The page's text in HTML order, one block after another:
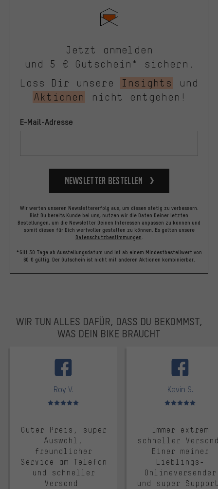
Jetzt anmelden
und 5 € Gutschein* sichern.
Lass Dir unsere
Insights
und
Aktionen
nicht entgehen!
E-Mail-Adresse
Newsletter bestellen
Wir werten unseren Newslettererfolg aus, um diesen stetig zu verbessern.
Bist Du bereits Kunde bei uns, nutzen wir die Daten Deiner letzten
Bestellungen, um die Newsletter Deinen Interessen anpassen zu können und
somit diesen für Dich wertvoller gestalten zu können. Es gelten unsere
Datenschutzbestimmungen.
*Gilt 30 Tage ab Ausstellungsdatum und ist ab einem Mindestbestellwert von
60 € gültig. Der Gutschein ist nicht mit anderen Aktionen kombinierbar.
WIR TUN ALLES DAFÜR, DASS DU BEKOMMST,
WAS DEIN BIKE BRAUCHT
Roy V.
Bewertungen: 5 von 5
Guter Preis, super
Auswahl,
freundlicher
Service am Telefon
und schneller
Versand.
Kevin S.
Bewertungen: 5 von 5
Immer extrem
schneller
Einer meiner
Lieblings-
Onlineversender
und super